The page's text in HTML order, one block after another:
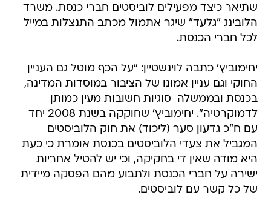
שתיאר כיצד מפעילים לוביסטים חברי כנסת. משרד
הלובינג "גלעד" שיגר אתמול מכתב התנצלות במייל
לכל חברי הכנסת.
יחימוביץ' כתבה לוינשטיין: "על הכף מוטל גם העניין
החוקי וגם עניין אמונו של הציבור במוסדות המדינה,
בכנסת ובממשלה  סוגיות חשובות מעין כמותן
לדמוקרטיה". יחימוביץ' שחוקקה בשנת 2008 יחד
עם ח"כ גדעון סער (ליכוד) את חוק הלוביסטים
המגביל את צעדי הלוביסטים בכנסת אומרת כי כעת
היא מודה שאין די בחקיקה, וכי יש להטיל אחריות
ישירה על חברי הכנסת ולתבוע מהם הפסקה מיידית
של כל קשר עם לוביסטים.